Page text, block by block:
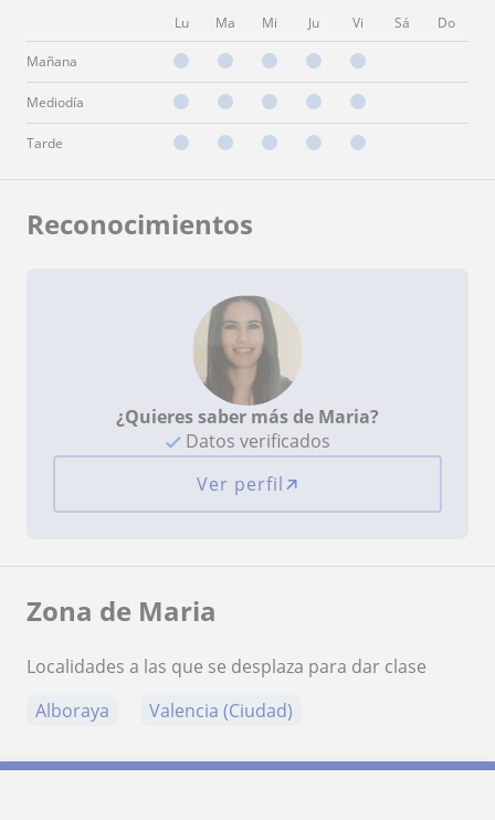
Lu Ma Mi Ju Vi Sá Do
Mañana
Mediodía
Tarde
Reconocimientos
¿Quieres saber más de Maria?
Datos verificados
Ver perfil
Zona de Maria
Localidades a las que se desplaza para dar clase
Alboraya
Valencia (Ciudad)